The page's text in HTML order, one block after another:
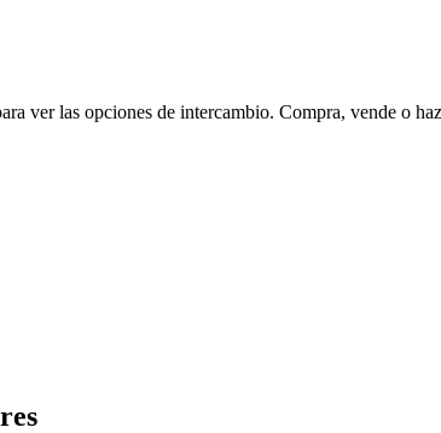
ver las opciones de intercambio. Compra, vende o